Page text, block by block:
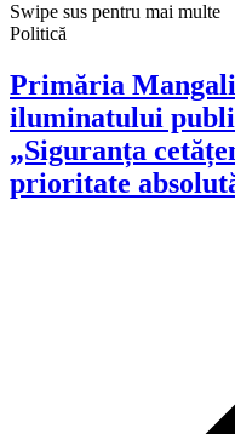
Swipe sus pentru mai multe
Politică
Primăria
iluminatului
„Siguranța
prioritate